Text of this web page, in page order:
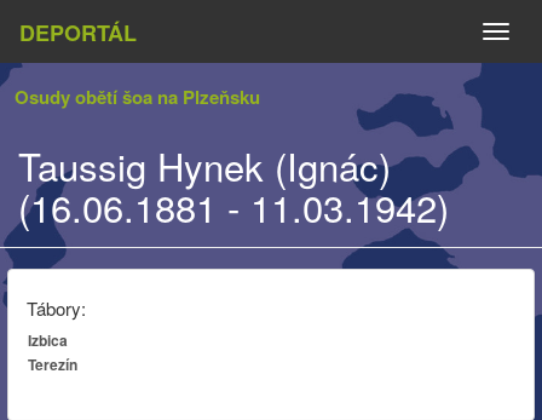
DEPORTÁL
Osudy obětí šoa na Plzeňsku
Taussig Hynek (Ignác)
(16.06.1881 - 11.03.1942)
Tábory:
Izbica
Terezín